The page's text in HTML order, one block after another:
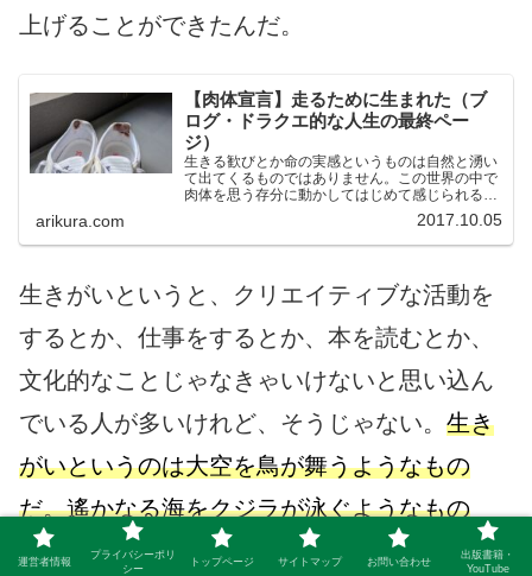
上げることができたんだ。
【肉体宣言】走るために生まれた（ブ
ログ・ドラクエ的な人生の最終ペー
ジ）
生きる歓びとか命の実感というものは自然と湧い
て出てくるものではありません。この世界の中で
肉体を思う存分に動かしてはじめて感じられるも
arikura.com 2017.10.05
生きがいというと、クリエイティブな活動を
するとか、仕事をするとか、本を読むとか、
文化的なことじゃなきゃいけないと思い込ん
でいる人が多いけれど、そうじゃない。 生き
がいというのは大空を鳥が舞うようなもの
だ。遙かなる海をクジラが泳ぐようなもの
だ。この世界を、神からさずかった肉体で駆
運営者情報
プライバシーポリ
シー
トップページ サイトマップ お問い合わせ
出版書籍・
YouTube